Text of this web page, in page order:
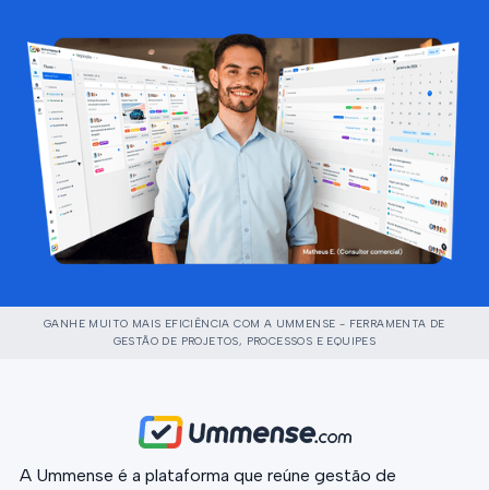
GANHE MUITO MAIS EFICIÊNCIA COM A UMMENSE - FERRAMENTA DE
GESTÃO DE PROJETOS, PROCESSOS E EQUIPES
A Ummense é a plataforma que reúne gestão de